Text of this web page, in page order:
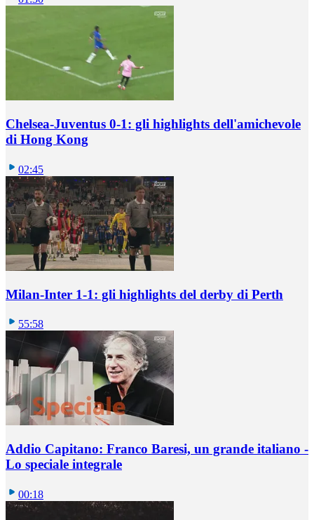
Chelsea-Juventus 0-1: gli highlights dell'amichevole
di Hong Kong
02:45
Milan-Inter 1-1: gli highlights del derby di Perth
55:58
Addio Capitano: Franco Baresi, un grande italiano -
Lo speciale integrale
00:18